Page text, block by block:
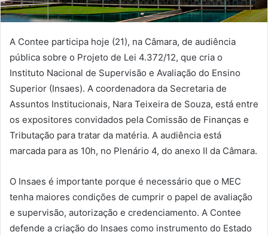
A Contee participa hoje (21), na Câmara, de audiência
pública sobre o Projeto de Lei 4.372/12, que cria o
Instituto Nacional de Supervisão e Avaliação do Ensino
Superior (Insaes). A coordenadora da Secretaria de
Assuntos Institucionais, Nara Teixeira de Souza, está entre
os expositores convidados pela Comissão de Finanças e
Tributação para tratar da matéria. A audiência está
marcada para as 10h, no Plenário 4, do anexo II da Câmara.
O Insaes é importante porque é necessário que o MEC
tenha maiores condições de cumprir o papel de avaliação
e supervisão, autorização e credenciamento. A Contee
defende a criação do Insaes como instrumento do Estado